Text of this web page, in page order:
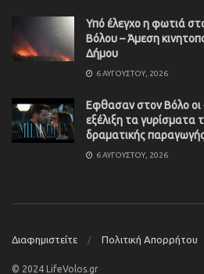
Υπό έλεγχο η φωτιά
Βόλου – Άμεση
Δήμου
6 ΑΥΓΟΎΣΤΟΥ, 2026
Εφθασαν στον Βόλο
εξέλιξη τα γυρίσματα
δραματικής
6 ΑΥΓΟΎΣΤΟΥ, 2026
Διαφημιστείτε Πολιτική Απορρήτου
© 2024 LifeVolos.gr